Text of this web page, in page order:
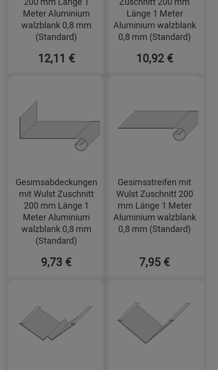
Meter Aluminium
walzblank 0,8 mm
(Standard)
12,11 €
Länge 1 Meter
Aluminium walzblank
0,8 mm (Standard)
10,92 €
Gesimsabdeckungen
mit Wulst Zuschnitt
200 mm Länge 1
Meter Aluminium
walzblank 0,8 mm
(Standard)
9,73 €
Gesimsstreifen mit
Wulst Zuschnitt 200
mm Länge 1 Meter
Aluminium walzblank
0,8 mm (Standard)
7,95 €